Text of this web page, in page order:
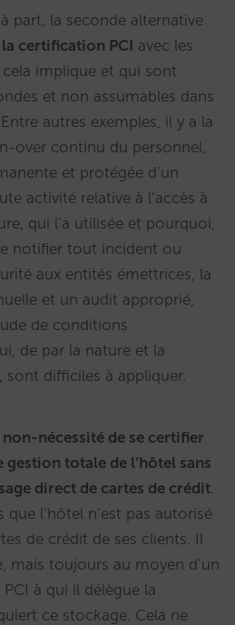
part, la seconde alternative
certification PCI avec les
implique et qui sont
et non assumables dans
autres exemples, il y a la
over continu du personnel,
et protégée d’un
activité relative à l’accès à
qui l’a utilisée et pourquoi,
notifier tout incident ou
aux entités émettrices, la
et un audit approprié,
de conditions
de par la nature et la
sont difficiles à appliquer.
non-nécessité de se certifier
gestion totale de l’hôtel sans
direct de cartes de crédit
que l’hôtel n’est pas autorisé
de crédit de ses clients. Il
mais toujours au moyen d’un
à qui il délègue la
ce stockage. Cela ne